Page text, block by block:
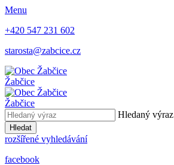
Menu
+420 547 231 602
starosta@zabcice.cz
Žabčice
Žabčice
Hledaný výraz
Hledat
rozšířené vyhledávání
facebook